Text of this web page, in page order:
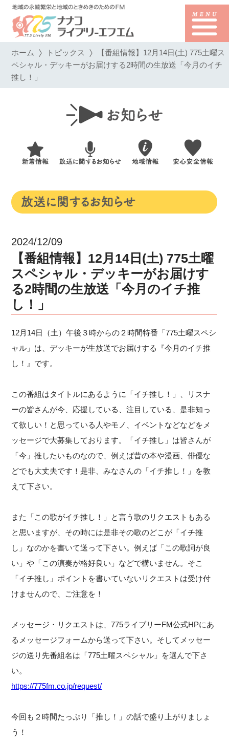
ホーム トピックス 【番組情報】12月14日(土) 775土曜ス
ペシャル・デッキーがお届けする2時間の生放送「今月のイチ
推し！」
2024/12/09
【番組情報】12月14日(土) 775土曜
スペシャル・デッキーがお届けす
る2時間の生放送「今月のイチ推
し！」
12月14日（土）午後３時からの２時間特番「775土曜スペシ
ャル」は、デッキーが生放送でお届けする『今月のイチ推
し！』です。
この番組はタイトルにあるように「イチ推し！」、リスナ
ーの皆さんが今、応援している、注目している、是非知っ
て欲しい！と思っている人やモノ、イベントなどなどをメ
ッセージで大募集しております。「イチ推し」は皆さんが
「今」推したいものなので、例えば昔の本や漫画、俳優な
どでも大丈夫です！是非、みなさんの「イチ推し！」を教
えて下さい。
また「この歌がイチ推し！」と言う歌のリクエストもある
と思いますが、その時には是非その歌のどこが「イチ推
し」なのかを書いて送って下さい。例えば「この歌詞が良
い」や「この演奏が格好良い」などで構いません。そこ
「イチ推し」ポイントを書いていないリクエストは受け付
けませんので、ご注意を！
メッセージ・リクエストは、775ライブリーFM公式HPにあ
るメッセージフォームから送って下さい。そしてメッセー
ジの送り先番組名は「775土曜スペシャル」を選んで下さ
い。
https://775fm.co.jp/request/
今回も２時間たっぷり「推し！」の話で盛り上がりましょ
う！